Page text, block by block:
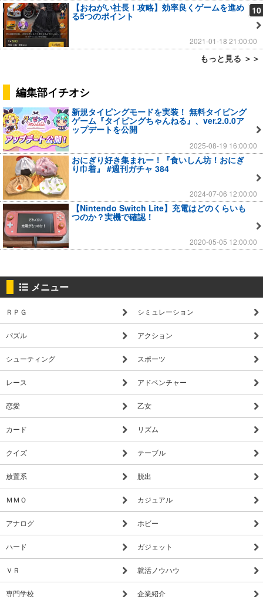
10
【おねがい社長！攻略】効率良くゲームを進め
る5つのポイント
2021-01-18 21:00:00
もっと見る ＞＞
編集部イチオシ
新規タイピングモードを実装！ 無料タイピング
ゲーム『タイピングちゃんねる』、ver.2.0.0ア
ップデートを公開
2025-08-19 16:00:00
おにぎり好き集まれー！『食いしん坊！おにぎ
り巾着』 #週刊ガチャ 384
2024-07-06 12:00:00
【Nintendo Switch Lite】充電はどのくらいも
つのか？実機で確認！
2020-05-05 12:00:00
メニュー
ＲＰＧ シミュレーション
パズル アクション
シューティング スポーツ
レース アドベンチャー
恋愛 乙女
カード リズム
クイズ テーブル
放置系 脱出
ＭＭＯ カジュアル
アナログ ホビー
ハード ガジェット
ＶＲ 就活ノウハウ
専門学校 企業紹介